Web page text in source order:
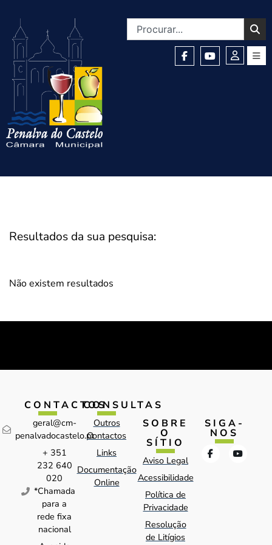
Resultados da sua pesquisa:
Não existem resultados
CONTACTOS
geral@cm-
penalvadocastelo.pt
+ 351
232 640
020
*Chamada
para a
rede fixa
nacional
CONSULTAS
Outros
Contactos
Links
Documentação
Online
SOBRE
O
SÍTIO
Aviso Legal
Acessibilidade
Política de
Privacidade
Resolução
de Litígios
SIGA-
NOS